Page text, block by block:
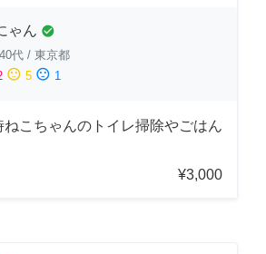
ゃん check_circle
40代 / 東京都
sentiment_neutral 5 sentiment_dissatisfied 1
こちゃんのトイレ掃除やごはん
¥3,000